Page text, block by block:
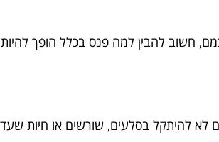
חשוב להבין למה פנס בכלל הופך
לא להיתקל בסלעים, שורשים או חיות